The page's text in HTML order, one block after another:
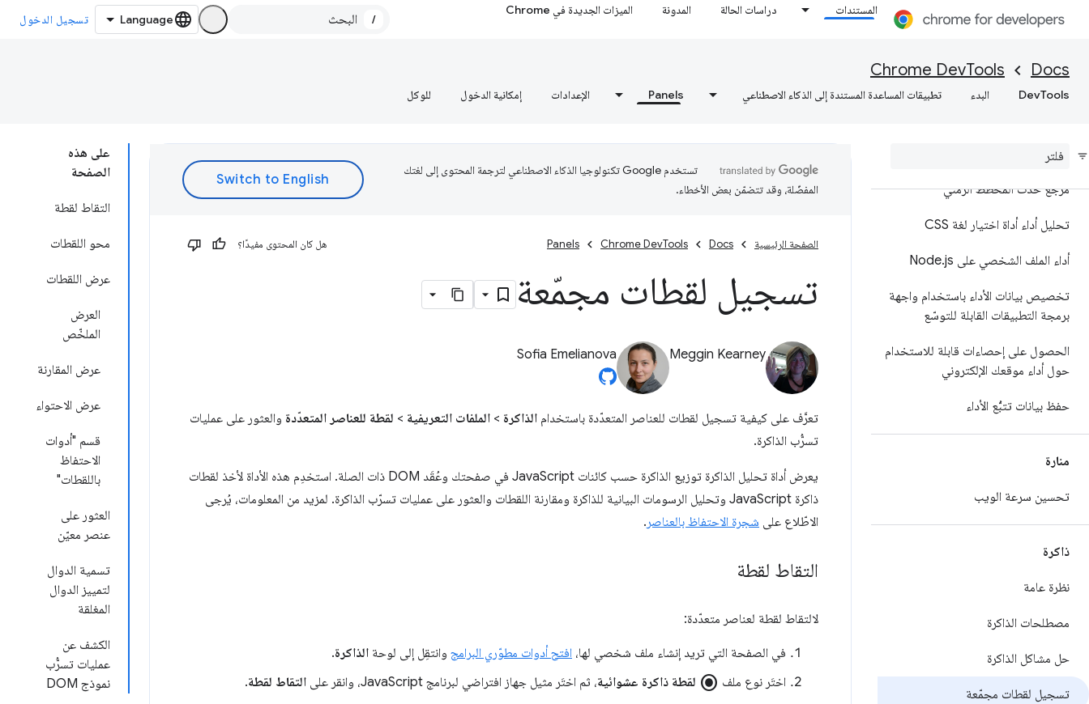
المستندات دراسات الحالة المدونة الميزات الجديدة في Chrome
/ تسجيل الدخول
Docs
Chrome DevTools
DevTools البدء تطبيقات المساعدة المستندة إلى الذكاء الاصطناعي Panels الإعدادات إمكانية الدخول للوكل
نظرة عامة
تحليل أداء وقت التشغيل
إضافة تعليقات توضيحية إلى نتائج
مرجع الميزات
مرجع حدث المخطط الزمني
تحليل أداء أداة اختيار لغة CSS
أداء الملف الشخصي على Node .js
تخصيص بيانات الأداء باستخدام واجهة
برمجة التطبيقات القابلة للتوسّع
الحصول على إحصاءات قابلة للاستخدام
حول أداء موقعك الإلكتروني
حفظ بيانات تتبُّع الأداء
منارة
تحسين سرعة الويب
ذاكرة
نظرة عامة
مصطلحات الذاكرة
حل مشاكل الذاكرة
تسجيل لقطات مجمّعة
على هذه
الصفحة
التقاط لقطة
محو اللقطات
عرض اللقطات
العرض
الملخّص
عرض المقارنة
عرض الاحتواء
قسم "أدوات
الاحتفاظ
باللقطات"
العثور على
عنصر معيّن
تسمية الدوال
لتمييز الدوال
المغلقة
الكشف عن
عمليات تسرُّب
نموذج DOM
تستخدم Google تكنولوجيا الذكاء الاصطناعي لترجمة المحتوى إلى لغتك
المفضّلة، وقد تتضمّن بعض الأخطاء.
الصفحة الرئيسية Docs
Chrome DevTools
Panels هل كان المحتوى مفيدًا؟
تسجيل لقطات مجمّعة
Meggin Kearney
Sofia Emelianova
تعرَّف على كيفية تسجيل لقطات للعناصر المتعدّدة باستخدام الذاكرة > الملفات التعريفية > لقطة للعناصر المتعدّدة والعثور على عمليات
تسرُّب الذاكرة.
يعرض أداة تحليل الذاكرة توزيع الذاكرة حسب كائنات JavaScript في صفحتك وعُقَد DOM ذات الصلة. استخدِم هذه الأداة لأخذ لقطات
ذاكرة JavaScript وتحليل الرسومات البيانية للذاكرة ومقارنة اللقطات والعثور على عمليات تسرّب الذاكرة. لمزيد من المعلومات، يُرجى
الاطّلاع على شجرة الاحتفاظ بالعناصر .
التقاط لقطة
لالتقاط لقطة لعناصر متعدّدة:
في الصفحة التي تريد إنشاء ملف شخصي لها، افتح أدوات مطوّري البرامج وانتقِل إلى لوحة الذاكرة.
اختَر نوع ملف radio_button_checked لقطة ذاكرة عشوائية، ثم اختَر مثيل جهاز افتراضي لبرنامج JavaScript، وانقر على التقاط لقطة.